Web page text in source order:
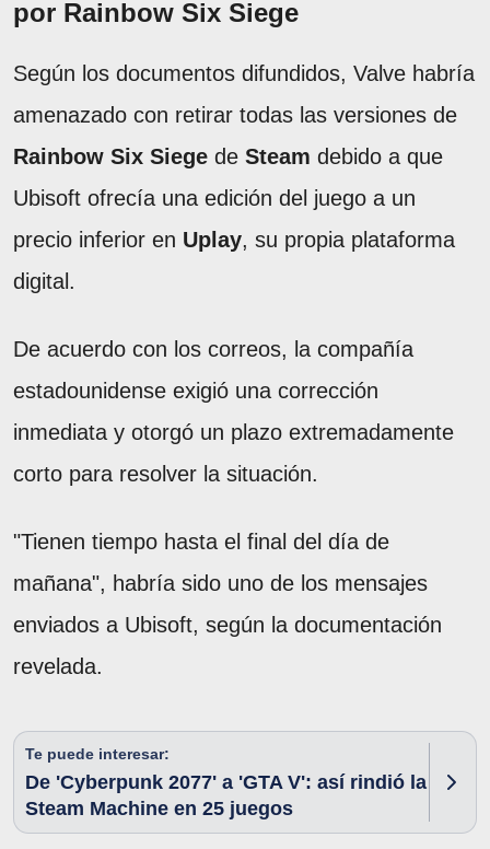
por Rainbow Six Siege
Según los documentos difundidos, Valve habría
amenazado con retirar todas las versiones de
Rainbow Six Siege de Steam debido a que
Ubisoft ofrecía una edición del juego a un
precio inferior en Uplay, su propia plataforma
digital.
De acuerdo con los correos, la compañía
estadounidense exigió una corrección
inmediata y otorgó un plazo extremadamente
corto para resolver la situación.
"Tienen tiempo hasta el final del día de
mañana", habría sido uno de los mensajes
enviados a Ubisoft, según la documentación
revelada.
Te puede interesar:
De 'Cyberpunk 2077' a 'GTA V': así rindió la
Steam Machine en 25 juegos